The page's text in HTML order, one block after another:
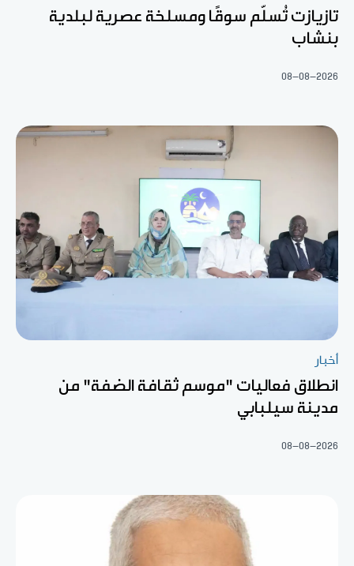
تازيازت تُسلّم سوقًا ومسلخة عصرية لبلدية
بنشاب
08-08-2026
أخبار
انطلاق فعاليات "موسم ثقافة الضفة" من
مدينة سيلبابي
08-08-2026